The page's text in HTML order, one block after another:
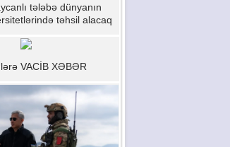
tələbə dünyanın
təhsil alacaq
VACİB XƏBƏR